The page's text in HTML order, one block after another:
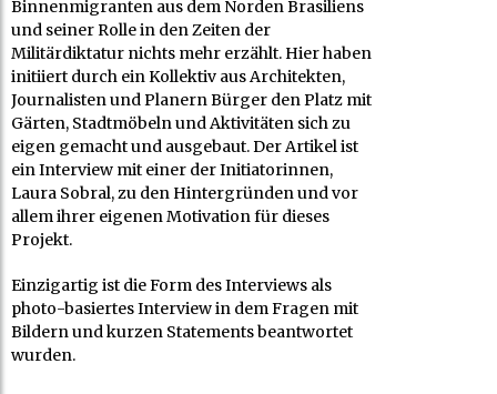
Binnenmigranten aus dem Norden Brasiliens
und seiner Rolle in den Zeiten der
Militärdiktatur nichts mehr erzählt. Hier haben
initiiert durch ein Kollektiv aus Architekten,
Journalisten und Planern Bürger den Platz mit
Gärten, Stadtmöbeln und Aktivitäten sich zu
eigen gemacht und ausgebaut. Der Artikel ist
ein Interview mit einer der Initiatorinnen,
Laura Sobral, zu den Hintergründen und vor
allem ihrer eigenen Motivation für dieses
Projekt.
Einzigartig ist die Form des Interviews als
photo-basiertes Interview in dem Fragen mit
Bildern und kurzen Statements beantwortet
wurden.